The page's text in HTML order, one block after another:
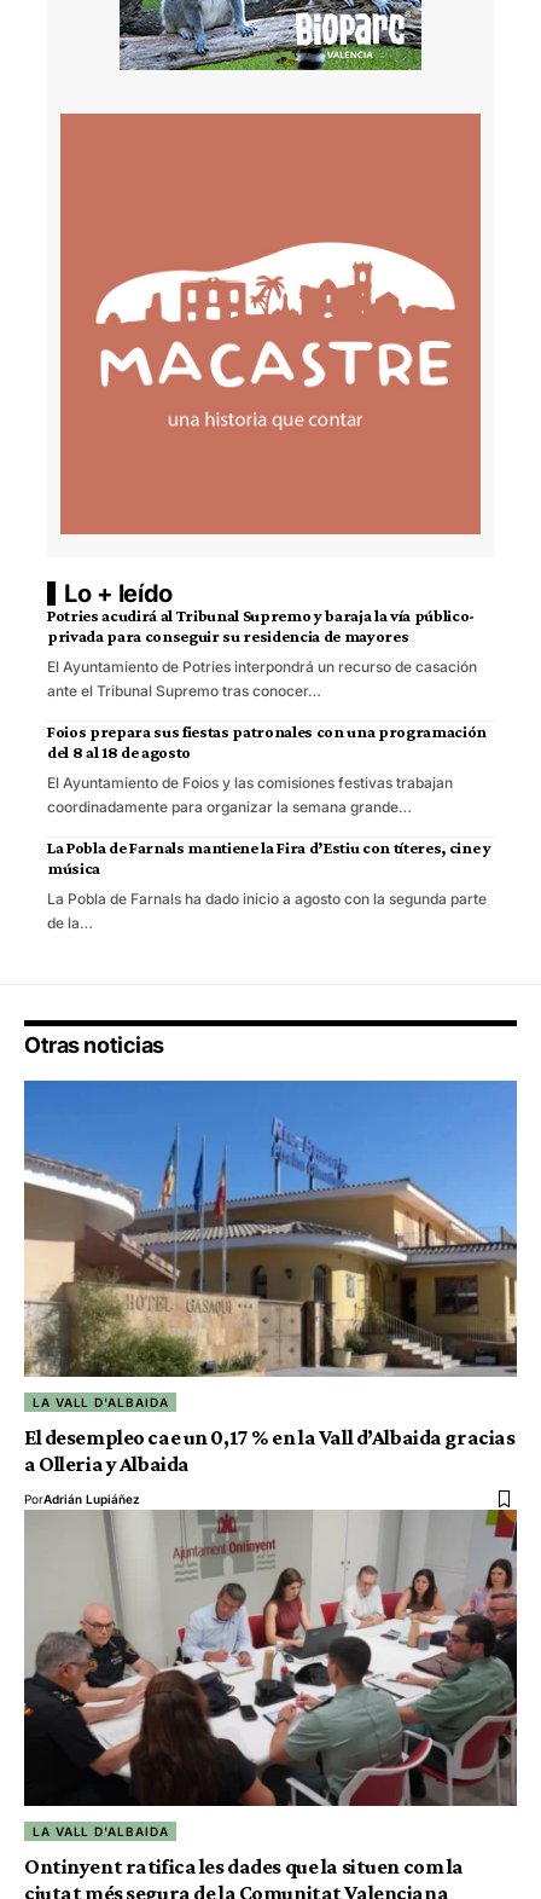
Lo + leído
Potries acudirá al Tribunal Supremo y baraja la vía público-
privada para conseguir su residencia de mayores
El Ayuntamiento de Potries interpondrá un recurso de casación
ante el Tribunal Supremo tras conocer…
Foios prepara sus fiestas patronales con una programación
del 8 al 18 de agosto
El Ayuntamiento de Foios y las comisiones festivas trabajan
coordinadamente para organizar la semana grande…
La Pobla de Farnals mantiene la Fira d’Estiu con títeres, cine y
música
La Pobla de Farnals ha dado inicio a agosto con la segunda parte
de la…
Otras noticias
LA VALL D'ALBAIDA
El desempleo cae un 0,17 % en la Vall d’Albaida gracias
a Olleria y Albaida
PorAdrián Lupiáñez
LA VALL D'ALBAIDA
Ontinyent ratifica les dades que la situen com la
ciutat més segura de la Comunitat Valenciana